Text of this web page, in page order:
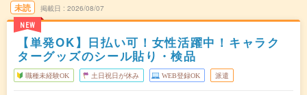
未読
NEW
掲載日 2026/08/07
【単発OK】日払い可！女性活躍中！キャラク
ターグッズのシール貼り・検品
職種未経験OK 土日祝日が休み WEB登録OK 派遣